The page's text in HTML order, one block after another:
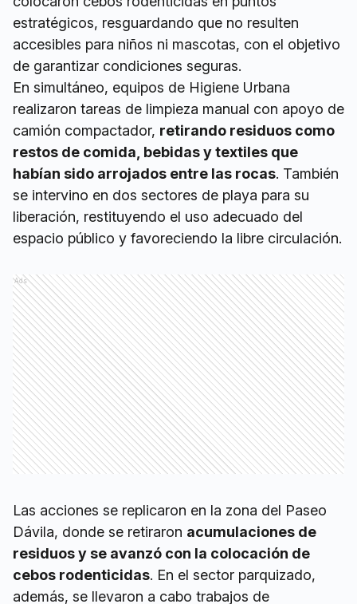
estratégicos, resguardando que no resulten
accesibles para niños ni mascotas, con el objetivo
de garantizar condiciones seguras.
En simultáneo, equipos de Higiene Urbana
realizaron tareas de limpieza manual con apoyo de
camión compactador, retirando residuos como
restos de comida, bebidas y textiles que
habían sido arrojados entre las rocas. También
se intervino en dos sectores de playa para su
liberación, restituyendo el uso adecuado del
espacio público y favoreciendo la libre circulación.
Ads
Las acciones se replicaron en la zona del Paseo
Dávila, donde se retiraron acumulaciones de
residuos y se avanzó con la colocación de
cebos rodenticidas. En el sector parquizado,
además, se llevaron a cabo trabajos de